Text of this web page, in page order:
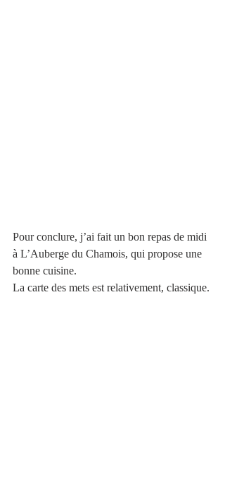
Pour conclure, j’ai fait un bon repas de midi
à L’Auberge du Chamois, qui propose une
bonne cuisine.
La carte des mets est relativement, classique.